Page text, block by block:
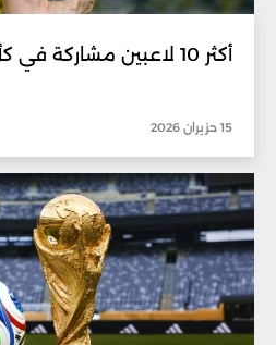
أكثر 10 لاعبين مشاركة في كأس العالم
15 حزيران 2026